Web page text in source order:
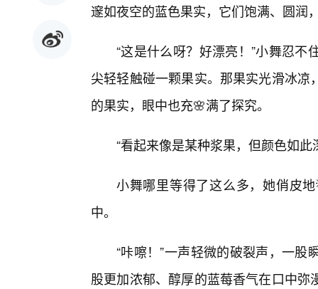
邃如夜空的蓝色果实，它们饱满、圆润
“这是什么呀？好漂亮！”小舞忍
尖轻轻触碰一颗果实。那果实光滑冰
的果实，眼中也充🌸满了探究。
“看起来像是某种浆果，但颜色如
小舞哪里等得了这么多，她俏皮
中。
“咔嚓！”一声轻微的破裂声，一
股更加浓郁、醇厚的蓝莓香气在口中